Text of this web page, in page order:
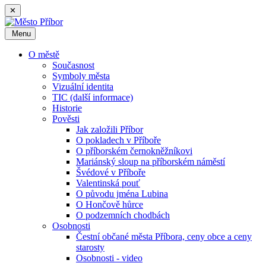
✕
Menu
O městě
Současnost
Symboly města
Vizuální identita
TIC (další informace)
Historie
Pověsti
Jak založili Příbor
O pokladech v Příboře
O příborském černokněžníkovi
Mariánský sloup na příborském náměstí
Švédové v Příboře
Valentinská pouť
O původu jména Lubina
O Hončově hůrce
O podzemních chodbách
Osobnosti
Čestní občané města Příbora, ceny obce a ceny
starosty
Osobnosti - video